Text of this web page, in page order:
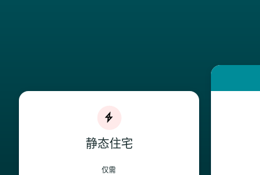
静态住宅
仅需